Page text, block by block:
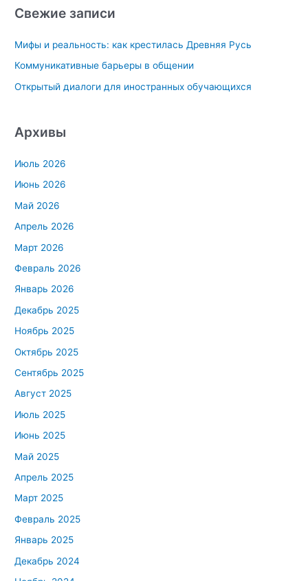
с
:
Свежие записи
Мифы и реальность: как крестилась Древняя Русь
Коммуникативные барьеры в общении
Открытый диалоги для иностранных обучающихся
Архивы
Июль 2026
Июнь 2026
Май 2026
Апрель 2026
Март 2026
Февраль 2026
Январь 2026
Декабрь 2025
Ноябрь 2025
Октябрь 2025
Сентябрь 2025
Август 2025
Июль 2025
Июнь 2025
Май 2025
Апрель 2025
Март 2025
Февраль 2025
Январь 2025
Декабрь 2024